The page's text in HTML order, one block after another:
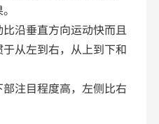
沿垂直方向运动快而且
从左到右，从上到下和
注目程度高，左侧比右